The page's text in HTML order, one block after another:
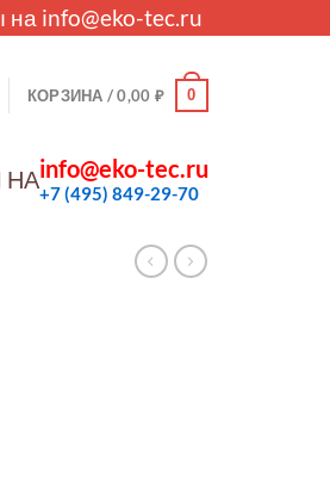
на info@eko-tec.ru
КОРЗИНА /0,00 ₽ 0
НАinfo@eko-tec.ru
+7 (495) 849-29-70